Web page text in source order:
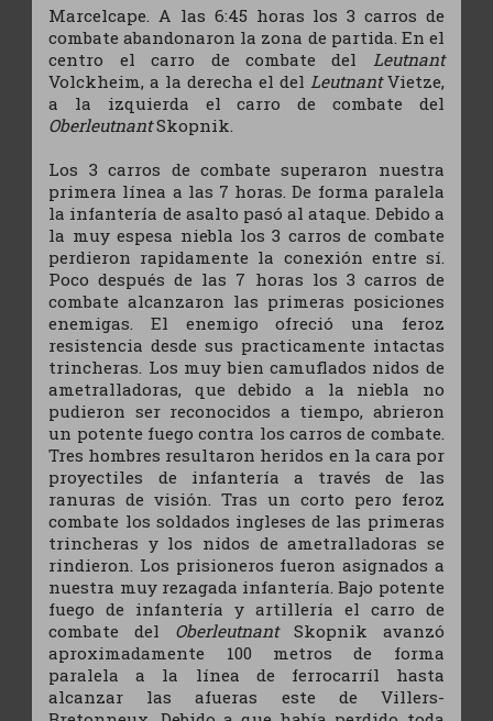
Marcelcape. A las 6:45 horas los 3 carros de
combate abandonaron la zona de partida. En el
centro el carro de combate del Leutnant
Volckheim, a la derecha el del LeutnantVietze,
a la izquierda el carro de combate del
OberleutnantSkopnik.
Los 3 carros de combate superaron nuestra
primera línea a las 7 horas. De forma paralela
la infantería de asalto pasó al ataque. Debido a
la muy espesa niebla los 3 carros de combate
perdieron rapidamente la conexión entre sí.
Poco después de las 7 horas los 3 carros de
combate alcanzaron las primeras posiciones
enemigas. El enemigo ofreció una feroz
resistencia desde sus practicamente intactas
trincheras. Los muy bien camuflados nidos de
ametralladoras, que debido a la niebla no
pudieron ser reconocidos a tiempo, abrieron
un potente fuego contra los carros de combate.
Tres hombres resultaron heridos en la cara por
proyectiles de infantería a través de las
ranuras de visión. Tras un corto pero feroz
combate los soldados ingleses de las primeras
trincheras y los nidos de ametralladoras se
rindieron. Los prisioneros fueron asignados a
nuestra muy rezagada infantería. Bajo potente
fuego de infantería y artillería el carro de
combate del OberleutnantSkopnik avanzó
aproximadamente 100 metros de forma
paralela a la línea de ferrocarríl hasta
alcanzar las afueras este de Villers-